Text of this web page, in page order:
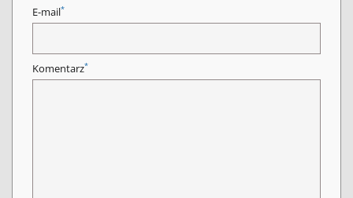
E-mail*
Komentarz*